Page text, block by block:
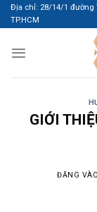
Bỏ
qua
dung
Địa chỉ: 28/14/1 đường
TP.HCM
GIỚI
ĐĂNG VÀO